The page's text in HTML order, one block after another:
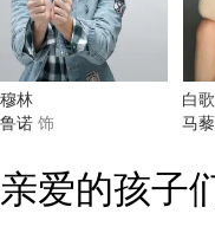
穆林
鲁诺 饰
白歌
马藜
亲爱的孩子